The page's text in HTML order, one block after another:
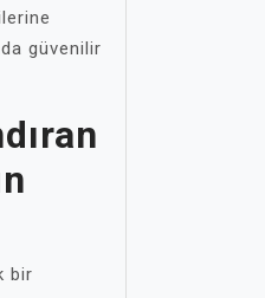
güvenilir
bir